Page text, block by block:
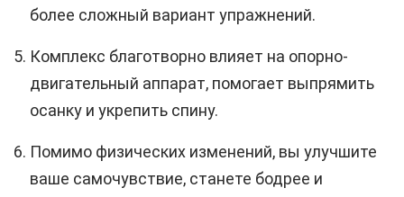
более сложный вариант упражнений.
Комплекс благотворно влияет на опорно-
двигательный аппарат, помогает выпрямить
осанку и укрепить спину.
Помимо физических изменений, вы улучшите
ваше самочувствие, станете бодрее и